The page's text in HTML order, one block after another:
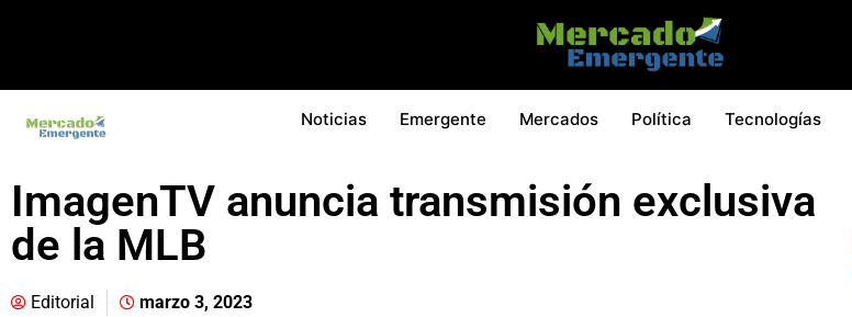
Noticias Emergente Mercados Política Tecnologías
ImagenTV anuncia transmisión exclusiva
de la MLB
Editorial marzo 3, 2023